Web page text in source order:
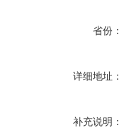
省份：
详细地址：
补充说明：